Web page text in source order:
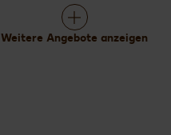
Weitere Angebote anzeigen